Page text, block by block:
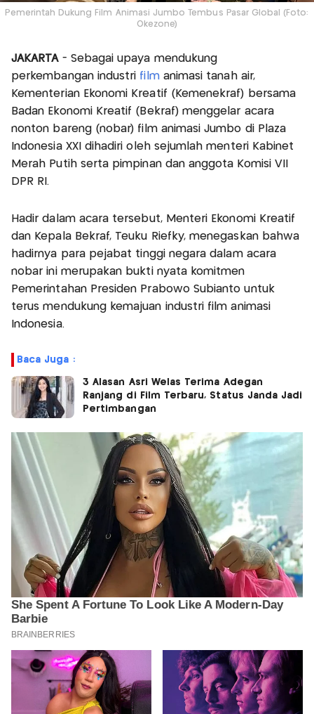
Pemerintah Dukung Film Animasi Jumbo Tembus Pasar Global (Foto:
Okezone)
JAKARTA - Sebagai upaya mendukung
perkembangan industri film animasi tanah air,
Kementerian Ekonomi Kreatif (Kemenekraf) bersama
Badan Ekonomi Kreatif (Bekraf) menggelar acara
nonton bareng (nobar) film animasi Jumbo di Plaza
Indonesia XXI dihadiri oleh sejumlah menteri Kabinet
Merah Putih serta pimpinan dan anggota Komisi VII
DPR RI.
Hadir dalam acara tersebut, Menteri Ekonomi Kreatif
dan Kepala Bekraf, Teuku Riefky, menegaskan bahwa
hadirnya para pejabat tinggi negara dalam acara
nobar ini merupakan bukti nyata komitmen
Pemerintahan Presiden Prabowo Subianto untuk
terus mendukung kemajuan industri film animasi
Indonesia.
Baca Juga :
3 Alasan Asri Welas Terima Adegan
Ranjang di Film Terbaru, Status Janda Jadi
Pertimbangan